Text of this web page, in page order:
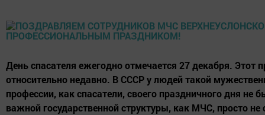
День спасателя ежегодно отмечается 27 декабря. Этот
относительно недавно. В СССР у людей такой
профессии, как спасатели, своего праздничного дня не
важной государственной структуры, как МЧС, просто не